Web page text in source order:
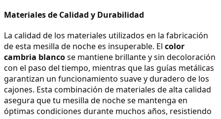
Materiales de Calidad y Durabilidad
La calidad de los materiales utilizados en la fabricación
de esta mesilla de noche es insuperable. El color
cambria blanco se mantiene brillante y sin decoloración
con el paso del tiempo, mientras que las guías metálicas
garantizan un funcionamiento suave y duradero de los
cajones. Esta combinación de materiales de alta calidad
asegura que tu mesilla de noche se mantenga en
óptimas condiciones durante muchos años, resistiendo